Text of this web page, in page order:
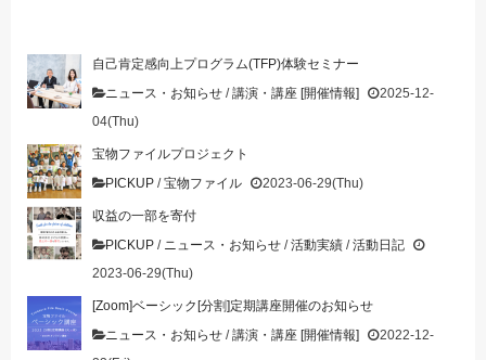
自己肯定感向上プログラム(TFP)体験セミナー
ニュース・お知らせ /講演・講座 [開催情報]
2025-12-
04(Thu)
宝物ファイルプロジェクト
PICKUP /宝物ファイル 2023-06-29(Thu)
収益の一部を寄付
PICKUP / ニュース・お知らせ /活動実績 /活動日記
2023-06-29(Thu)
[Zoom]ベーシック[分割]定期講座開催のお知らせ
ニュース・お知らせ /講演・講座 [開催情報]
2022-12-